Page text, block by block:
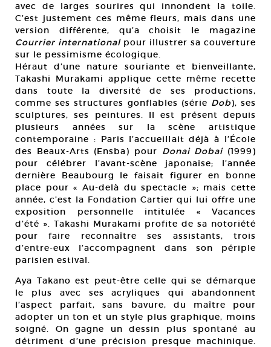
avec de larges sourires qui innondent la toile.
C’est justement ces même fleurs, mais dans une
version différente, qu’a choisit le magazine
Courrier internationalpour illustrer sa couverture
sur le pessimisme écologique.
Héraut d’une nature souriante et bienveillante,
Takashi Murakami applique cette même recette
dans toute la diversité de ses productions,
comme ses structures gonflables (série Dob), ses
sculptures, ses peintures. Il est présent depuis
plusieurs années sur la scène artistique
contemporaine : Paris l’accueillait déjà à l’École
des Beaux-Arts (Ensba) pour Donai Dobai(1999)
pour célébrer l’avant-scène japonaise; l’année
dernière Beaubourg le faisait figurer en bonne
place pour « Au-delà du spectacle »; mais cette
année, c’est la Fondation Cartier qui lui offre une
exposition personnelle intitulée « Vacances
d’été ». Takashi Murakami profite de sa notoriété
pour faire reconnaître ses assistants, trois
d’entre-eux l’accompagnent dans son périple
parisien estival.
Aya Takano est peut-être celle qui se démarque
le plus avec ses acryliques qui abandonnent
l’aspect parfait, sans bavure, du maître pour
adopter un ton et un style plus graphique, moins
soigné. On gagne un dessin plus spontané au
détriment d’une précision presque machinique.